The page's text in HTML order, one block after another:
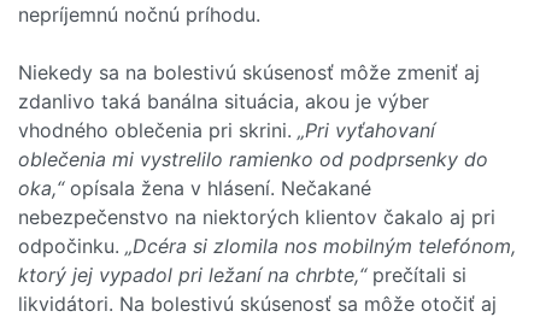
nepríjemnú nočnú príhodu.
Niekedy sa na bolestivú skúsenosť môže zmeniť aj
zdanlivo taká banálna situácia, akou je výber
vhodného oblečenia pri skrini. „Pri vyťahovaní
oblečenia mi vystrelilo ramienko od podprsenky do
oka,“opísala žena v hlásení. Nečakané
nebezpečenstvo na niektorých klientov čakalo aj pri
odpočinku. „Dcéra si zlomila nos mobilným telefónom,
ktorý jej vypadol pri ležaní na chrbte,“ prečítali si
likvidátori. Na bolestivú skúsenosť sa môže otočiť aj